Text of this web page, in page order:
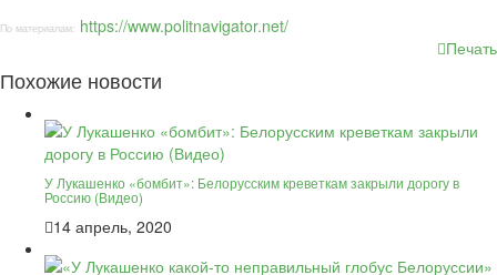
По материалам: https://www.politnavigator.net/
Печать
Похожие новости
У Лукашенко «бомбит»: Белорусским креветкам закрыли дорогу в
Россию (Видео)
14 апрель, 2020